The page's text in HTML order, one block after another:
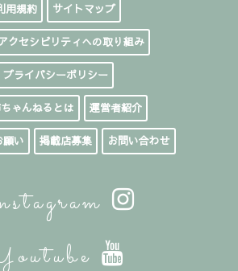
用規約 サイトマップ
クセシビリティへの取り組み
プライバシーポリシー
ゃんねるとは 運営者紹介
願い 掲載店募集 お問い合わせ